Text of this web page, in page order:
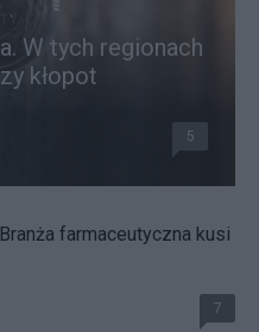
W tych regionach
kłopot
5
farmaceutyczna kusi
7